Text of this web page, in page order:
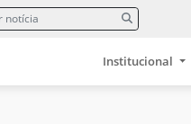
Institucional